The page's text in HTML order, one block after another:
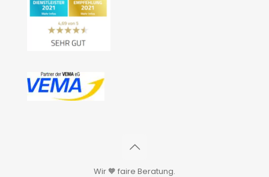
Wir 🧡 faire Beratung.